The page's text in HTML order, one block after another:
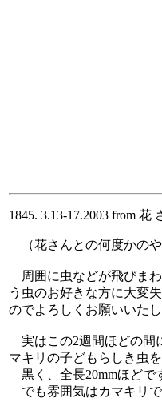
1845. 3.13-17.2003 from 花
（花さんとの何度かのや
周囲に虫などが飛びま
う虫のお好きな方に大変
のでよろしくお願いいたし
実はこの2週間ほどの間
マキリの子どもらしき虫
黒く、全長20mmほどで
でも雰囲気はカマキリで